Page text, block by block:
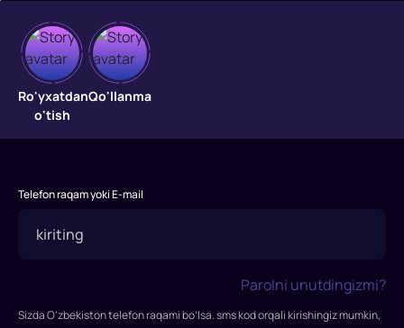
Valkiriya
operatsiyasi
"Valkiriya
operatsiyasi"
2008-
tasvirga
Singer
Ro'yxatdan
o'tish
Qo'llanma
Telefon raqam yoki E-mail
Parolni unutdingizmi?
Sizda O’zbekiston telefon raqami bo’lsa. sms kod orqali kirishingiz mumkin,